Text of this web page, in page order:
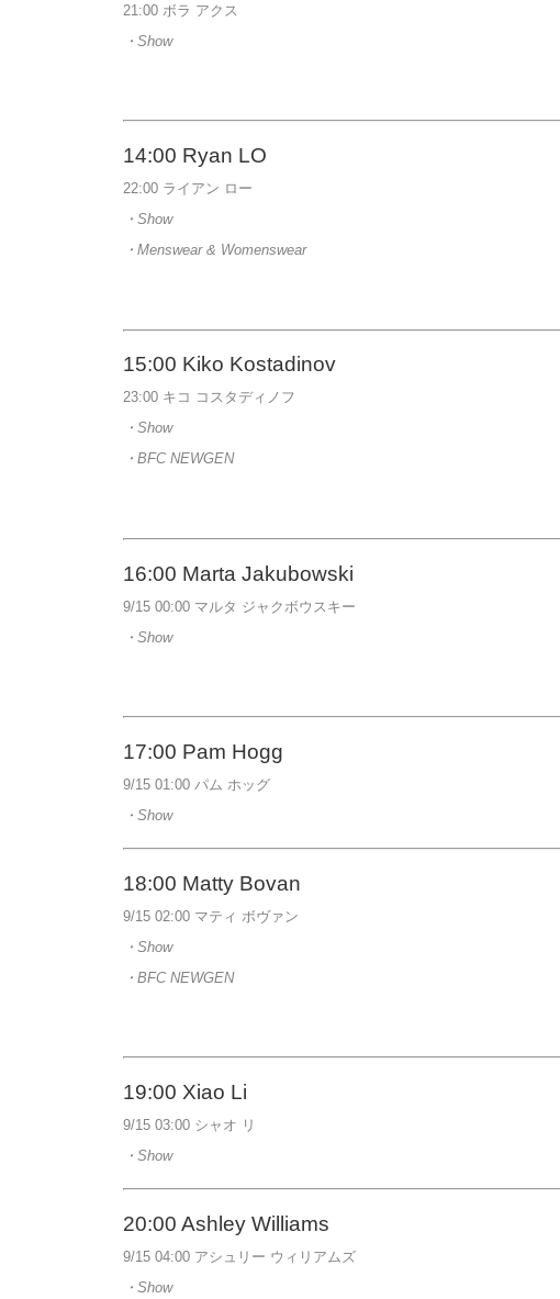
21:00 ボラ アクス
・Show
14:00 Ryan LO
22:00 ライアン ロー
・Show
・Menswear & Womenswear
15:00 Kiko Kostadinov
23:00 キコ コスタディノフ
・Show
・BFC NEWGEN
16:00 Marta Jakubowski
9/15 00:00 マルタ ジャクボウスキー
・Show
17:00 Pam Hogg
9/15 01:00 パム ホッグ
・Show
18:00 Matty Bovan
9/15 02:00 マティ ボヴァン
・Show
・BFC NEWGEN
19:00 Xiao Li
9/15 03:00 シャオ リ
・Show
20:00 Ashley Williams
9/15 04:00 アシュリー ウィリアムズ
・Show